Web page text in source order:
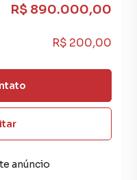
R$ 890.000,00
R$ 200,00
anúncio